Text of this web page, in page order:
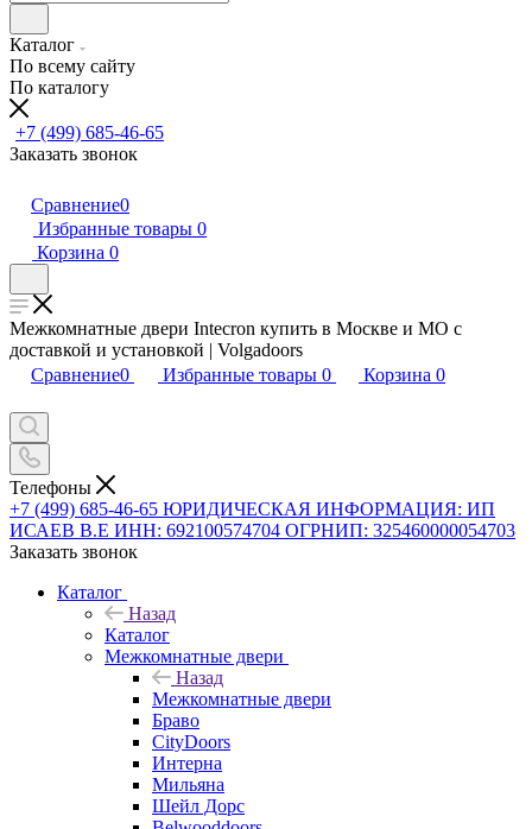
Каталог
По всему сайту
По каталогу
+7 (499) 685-46-65
Заказать звонок
Сравнение0
Избранные товары 0
Корзина 0
Межкомнатные двери Intecron купить в Москве и МО с
доставкой и установкой | Volgadoors
Сравнение0 Избранные товары 0 Корзина 0
Телефоны
+7 (499) 685-46-65 ЮРИДИЧЕСКАЯ ИНФОРМАЦИЯ: ИП
ИСАЕВ В.Е ИНН: 692100574704 ОГРНИП: 325460000054703
Заказать звонок
Каталог
Назад
Каталог
Межкомнатные двери
Назад
Межкомнатные двери
Браво
CityDoors
Интерна
Мильяна
Шейл Дорс